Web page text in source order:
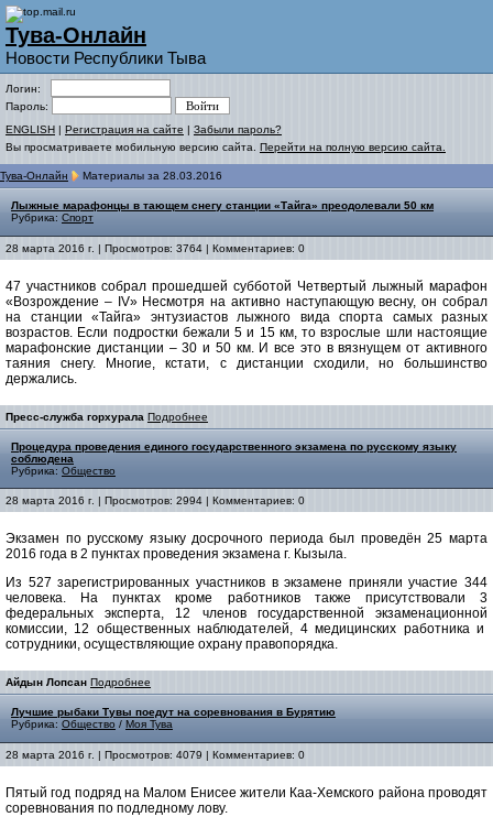
Тува-Онлайн
Новости Республики Тыва
Логин:
Пароль:
ENGLISH | Регистрация на сайте | Забыли пароль?
Вы просматриваете мобильную версию сайта. Перейти на полную версию сайта.
Тува-Онлайн Материалы за 28.03.2016
Лыжные марафонцы в тающем снегу станции «Тайга» преодолевали 50 км
Рубрика: Спорт
28 марта 2016 г. | Просмотров: 3764 | Комментариев: 0
47 участников собрал прошедшей субботой Четвертый лыжный марафон
«Возрождение – IV» Несмотря на активно наступающую весну, он собрал
на станции «Тайга» энтузиастов лыжного вида спорта самых разных
возрастов. Если подростки бежали 5 и 15 км, то взрослые шли настоящие
марафонские дистанции – 30 и 50 км. И все это в вязнущем от активного
таяния снегу. Многие, кстати, с дистанции сходили, но большинство
держались.
Пресс-служба горхурала Подробнее
Процедура проведения единого государственного экзамена по русскому языку
соблюдена
Рубрика: Общество
28 марта 2016 г. | Просмотров: 2994 | Комментариев: 0
Экзамен по русскому языку досрочного периода был проведён 25 марта
2016 года в 2 пунктах проведения экзамена г. Кызыла.
Из 527 зарегистрированных участников в экзамене приняли участие 344
человека. На пунктах кроме работников также присутствовали 3
федеральных эксперта, 12 членов государственной экзаменационной
комиссии, 12 общественных наблюдателей, 4 медицинских работника и
сотрудники, осуществляющие охрану правопорядка.
Айдын Лопсан Подробнее
Лучшие рыбаки Тувы поедут на соревнования в Бурятию
Рубрика: Общество / Моя Тува
28 марта 2016 г. | Просмотров: 4079 | Комментариев: 0
Пятый год подряд на Малом Енисее жители Каа-Хемского района проводят
соревнования по подледному лову.